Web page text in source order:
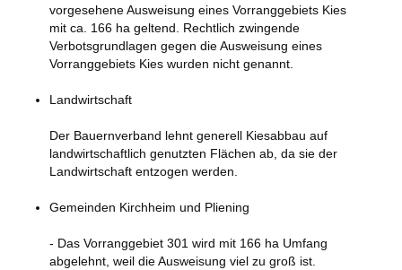
vorgesehene Ausweisung eines Vorranggebiets Kies
mit ca. 166 ha geltend. Rechtlich zwingende
Verbotsgrundlagen gegen die Ausweisung eines
Vorranggebiets Kies wurden nicht genannt.
Landwirtschaft
Der Bauernverband lehnt generell Kiesabbau auf
landwirtschaftlich genutzten Flächen ab, da sie der
Landwirtschaft entzogen werden.
Gemeinden Kirchheim und Pliening
- Das Vorranggebiet 301 wird mit 166 ha Umfang
abgelehnt, weil die Ausweisung viel zu groß ist.